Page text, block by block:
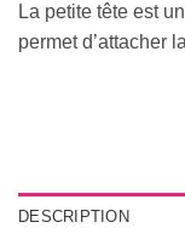
La petite tête est
permet d’attacher
DESCRIPTION